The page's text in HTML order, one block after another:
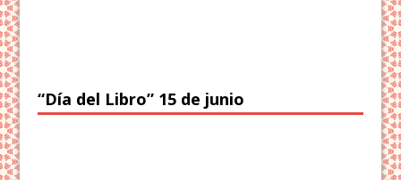
“Día del Libro” 15 de junio